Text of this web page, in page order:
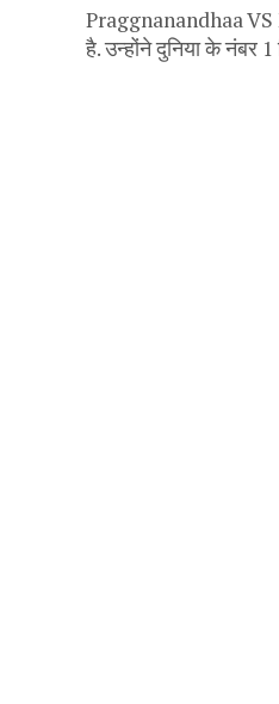
Praggnanandhaa VS
है. उन्होंने दुनिया के नंबर 1